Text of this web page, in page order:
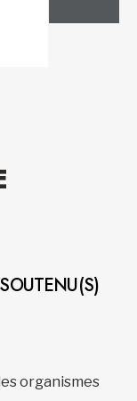
organismes